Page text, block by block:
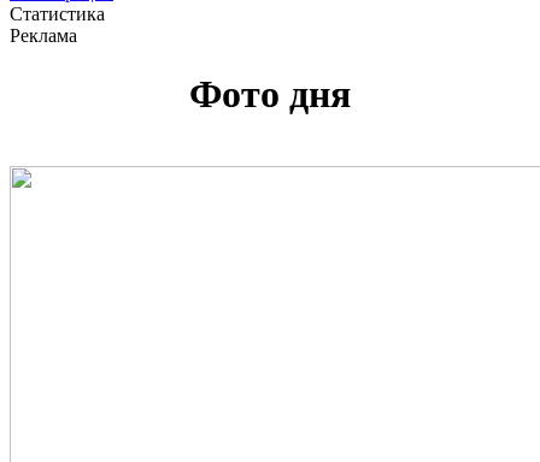
Статистика
Реклама
Фото дня